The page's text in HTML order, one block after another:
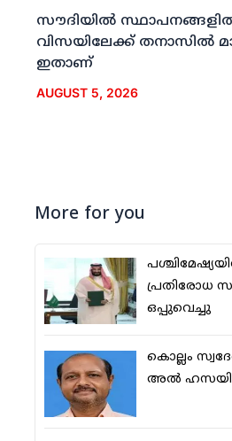
സൗദിയില്‍
വിസയിലേക്ക് തനാസില്‍
ഇതാണ്
AUGUST 5, 2026
More for you
പ്രതിരോധ
ഒപ്പുവെച്ചു
കൊല്ലം
അല്‍